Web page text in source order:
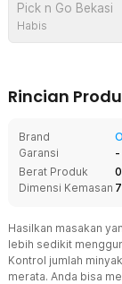
Pick n Go Bekasi
Habis
Rincian
Brand
Garansi
-
Berat Produk
Dimensi Kemasan 7
Hasilkan masakan
lebih sedikit
Kontrol jumlah
merata. Anda bisa